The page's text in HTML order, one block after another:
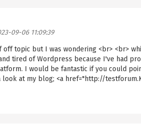
09-06 11:09:39
off topic but I was wondering <br> <br>
tired of Wordpress because I've had
I would be fantastic if you could
look at my blog; <a href="http://